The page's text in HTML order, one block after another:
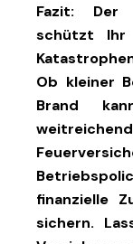
Fazit: Der
schützt Ihr
Ob kleiner
Brand
finanzielle
sichern.